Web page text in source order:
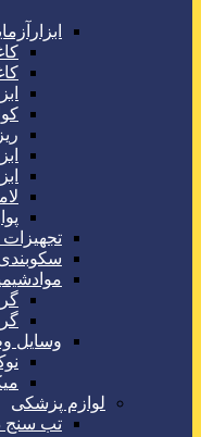
وسایل
لوازم پزشکی
تب سنج